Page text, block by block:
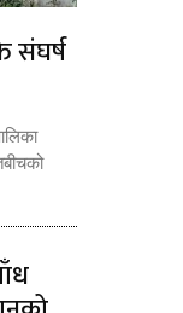
संघर्ष